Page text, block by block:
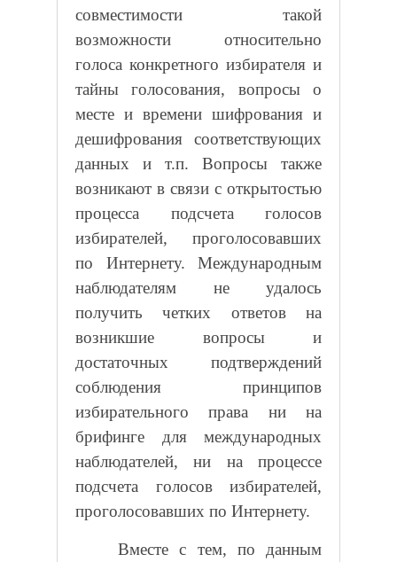
совместимости такой
возможности относительно
голоса конкретного избирателя и
тайны голосования, вопросы о
месте и времени шифрования и
дешифрования соответствующих
данных и т.п. Вопросы также
возникают в связи с открытостью
процесса подсчета голосов
избирателей, проголосовавших
по Интернету. Международным
наблюдателям не удалось
получить четких ответов на
возникшие вопросы и
достаточных подтверждений
соблюдения принципов
избирательного права ни на
брифинге для международных
наблюдателей, ни на процессе
подсчета голосов избирателей,
проголосовавших по Интернету.
Вместе с тем, по данным